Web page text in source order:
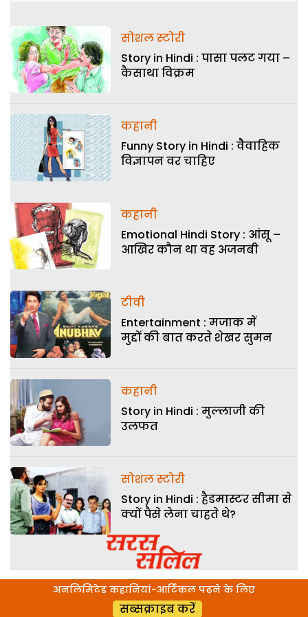
सोशल स्टोरी
Story in Hindi : पासा पलट गया –
कैसाथा विक्रम
कहानी
Funny Story in Hindi : वैवाहिक
विज्ञापन वर चाहिए
कहानी
Emotional Hindi Story : आंसू –
आखिर कौन था वह अजनबी
टीवी
Entertainment : मजाक में
मुद्दों की बात करते शेखर सुमन
कहानी
Story in Hindi : मुल्लाजी की
उलफत
सोशल स्टोरी
Story in Hindi : हैडमास्टर सीमा से
क्यों पैसे लेना चाहते थे?
अनलिमिटेड कहानियां-आर्टिकल पढ़ने के लिए
सब्सक्राइब करें